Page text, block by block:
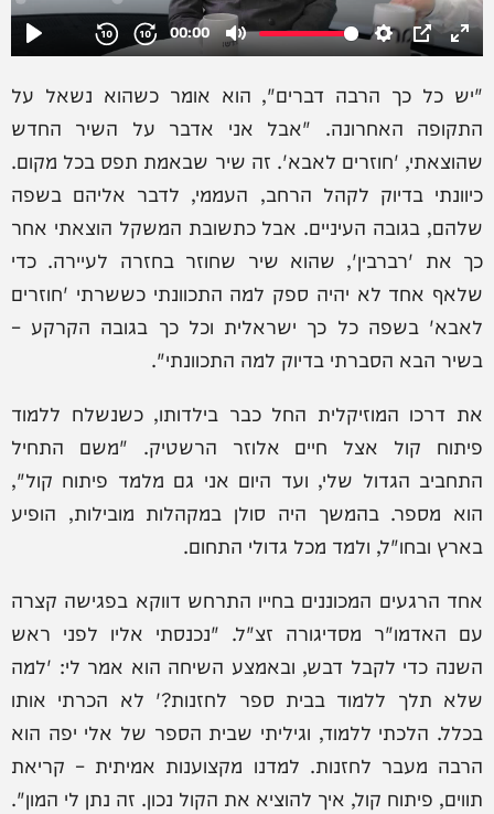
"יש כל כך הרבה דברים", הוא אומר כשהוא נשאל על
התקופה האחרונה. "אבל אני אדבר על השיר החדש
שהוצאתי, 'חוזרים לאבא'. זה שיר שבאמת תפס בכל מקום.
כיוונתי בדיוק לקהל הרחב, העממי, לדבר אליהם בשפה
שלהם, בגובה העיניים. אבל כתשובת המשקל הוצאתי אחר
כך את 'רברבין', שהוא שיר שחוזר בחזרה לעיירה. כדי
שלאף אחד לא יהיה ספק למה התכוונתי כששרתי 'חוזרים
לאבא' בשפה כל כך ישראלית וכל כך בגובה הקרקע –
בשיר הבא הסברתי בדיוק למה התכוונתי".
את דרכו המוזיקלית החל כבר בילדותו, כשנשלח ללמוד
פיתוח קול אצל חיים אלוזר הרשטיק. "משם התחיל
התחביב הגדול שלי, ועד היום אני גם מלמד פיתוח קול",
הוא מספר. בהמשך היה סולן במקהלות מובילות, הופיע
בארץ ובחו"ל, ולמד מכל גדולי התחום.
אחד הרגעים המכוננים בחייו התרחש דווקא בפגישה קצרה
עם האדמו"ר מסדיגורה זצ"ל. "נכנסתי אליו לפני ראש
השנה כדי לקבל דבש, ובאמצע השיחה הוא אמר לי: 'למה
שלא תלך ללמוד בבית ספר לחזנות?' לא הכרתי אותו
בכלל. הלכתי ללמוד, וגיליתי שבית הספר של אלי יפה הוא
הרבה מעבר לחזנות. למדנו מקצוענות אמיתית – קריאת
תווים, פיתוח קול, איך להוציא את הקול נכון. זה נתן לי המון".